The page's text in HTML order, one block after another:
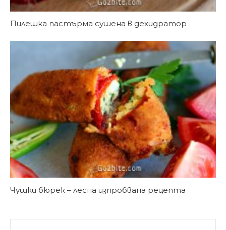
Пилешка пастърма сушена в дехидратор
Чушки бюрек – лесна изпробвана рецепта